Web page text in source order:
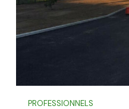
PROFESSIONNELS